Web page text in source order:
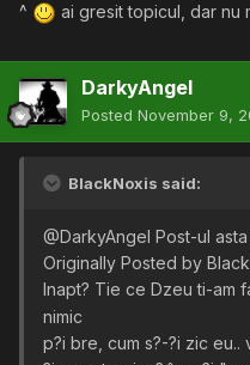
^ ai gresit topicul, dar nu
DarkyAngel
Posted November 9,
BlackNoxis said:
@DarkyAngel Post-ul
Originally Posted by
Inapt? Tie ce Dzeu ti-am
nimic
p?i bre, cum s?-?i zic eu..